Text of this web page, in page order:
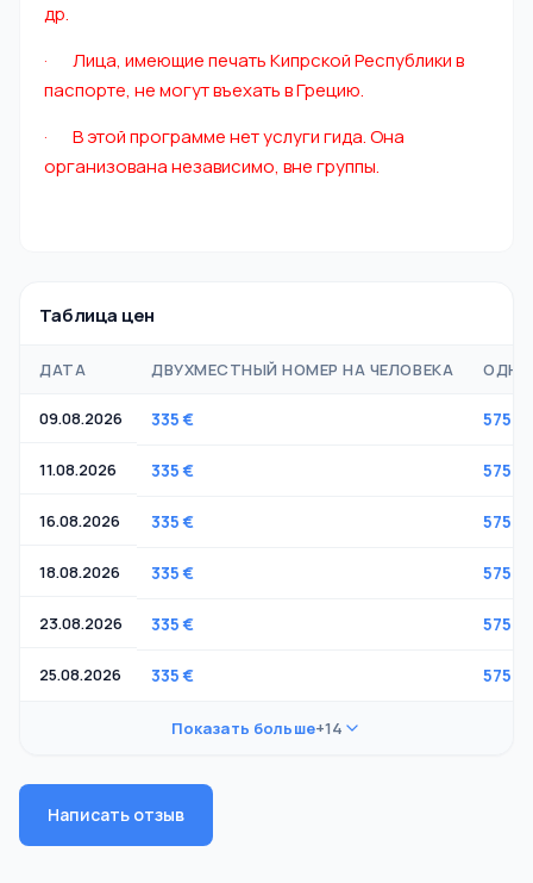
др.
· Лица, имеющие печать Кипрской Республики в
паспорте, не могут въехать в Грецию.
· В этой программе нет услуги гида. Она
организована независимо, вне группы.
Таблица цен
ДАТА ДВУХМЕСТНЫЙ НОМЕР НА ЧЕЛОВЕКА
09.08.2026 335 € 575 €
11.08.2026 335 € 575 €
16.08.2026 335 € 575 €
18.08.2026 335 € 575 €
23.08.2026 335 € 575 €
25.08.2026 335 € 575 €
Показать больше+14
Написать отзыв